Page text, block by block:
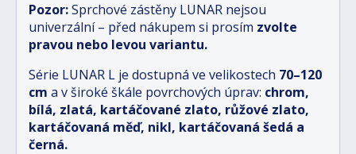
Pozor:Sprchové zástěny LUNAR nejsou
univerzální – před nákupem si prosím zvolte
pravou nebo levou variantu.
Série LUNAR L je dostupná ve velikostech 70–120
cm a v široké škále povrchových úprav: chrom,
bílá, zlatá, kartáčované zlato, růžové zlato,
kartáčovaná měď, nikl, kartáčovaná šedá a
černá.